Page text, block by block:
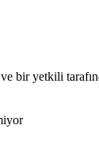
bir yetkili